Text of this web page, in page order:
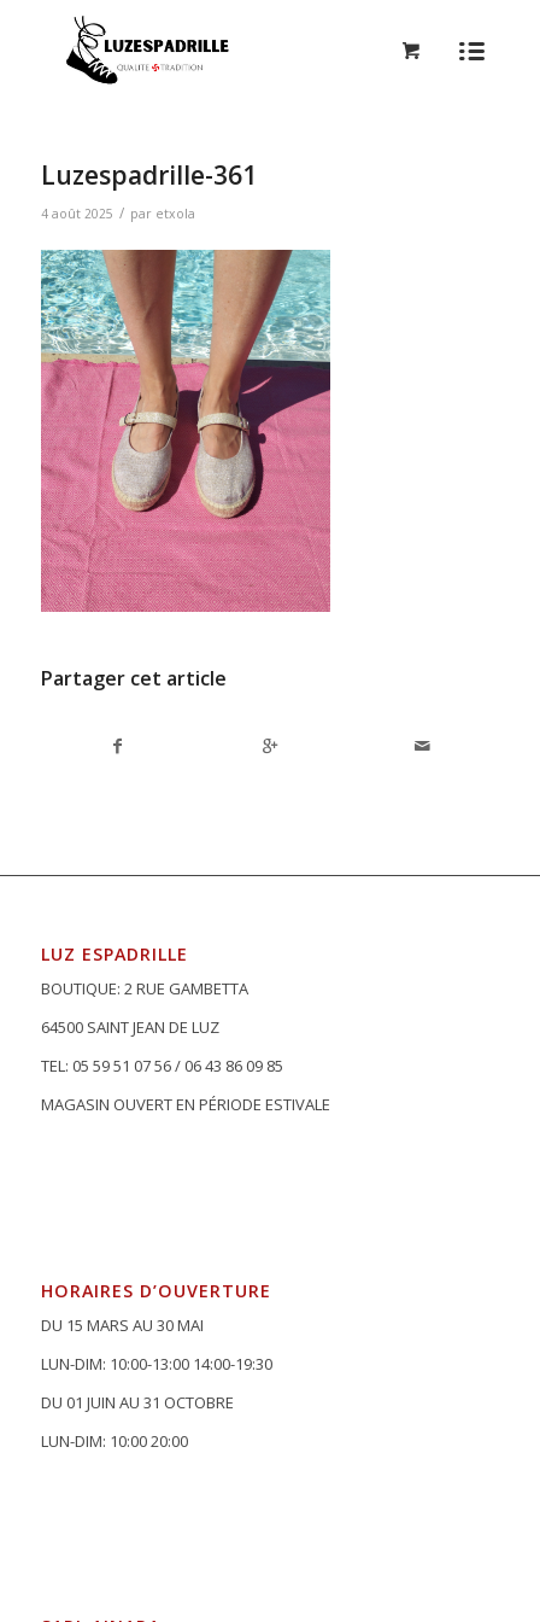
Luzespadrille-361
4 août 2025 / par etxola
Partager cet article
LUZ ESPADRILLE
BOUTIQUE: 2 RUE GAMBETTA
64500 SAINT JEAN DE LUZ
TEL: 05 59 51 07 56 / 06 43 86 09 85
MAGASIN OUVERT EN PÉRIODE ESTIVALE
HORAIRES D’OUVERTURE
DU 15 MARS AU 30 MAI
LUN-DIM: 10:00-13:00 14:00-19:30
DU 01 JUIN AU 31 OCTOBRE
LUN-DIM: 10:00 20:00